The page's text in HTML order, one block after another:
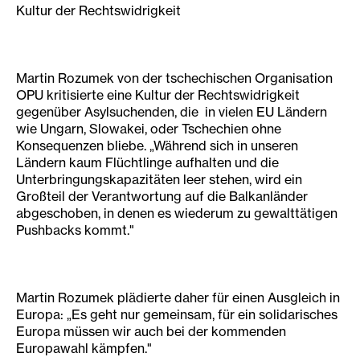
Kultur der Rechtswidrigkeit
Martin Rozumek von der tschechischen Organisation
OPU kritisierte eine Kultur der Rechtswidrigkeit
gegenüber Asylsuchenden, die in vielen EU Ländern
wie Ungarn, Slowakei, oder Tschechien ohne
Konsequenzen bliebe. „Während sich in unseren
Ländern kaum Flüchtlinge aufhalten und die
Unterbringungskapazitäten leer stehen, wird ein
Großteil der Verantwortung auf die Balkanländer
abgeschoben, in denen es wiederum zu gewalttätigen
Pushbacks kommt."
Martin Rozumek plädierte daher für einen Ausgleich in
Europa: „Es geht nur gemeinsam, für ein solidarisches
Europa müssen wir auch bei der kommenden
Europawahl kämpfen."